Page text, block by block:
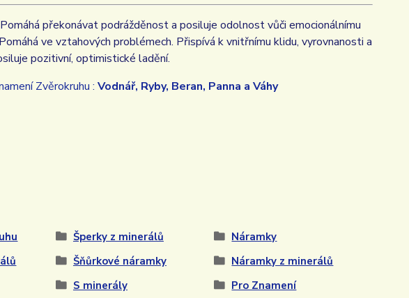
překonávat podrážděnost a posiluje odolnost vůči emocionálnímu
ve vztahových problémech. Přispívá k vnitřnímu klidu, vyrovnanosti a
pozitivní, optimistické ladění.
Zvěrokruhu : Vodnář, Ryby, Beran, Panna a Váhy
Šperky z minerálů
Náramky
Šňůrkové náramky
Náramky z minerálů
S minerály Pro Znamení